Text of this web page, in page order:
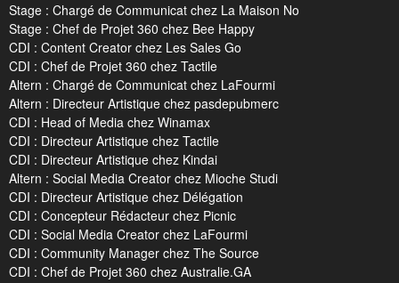
Stage : Chargé de Communicat chez La Maison No
Stage : Chef de Projet 360 chez Bee Happy
CDI : Content Creator chez Les Sales Go
CDI : Chef de Projet 360 chez Tactile
Altern : Chargé de Communicat chez LaFourmi
Altern : Directeur Artistique chez pasdepubmerc
CDI : Head of Media chez Winamax
CDI : Directeur Artistique chez Tactile
CDI : Directeur Artistique chez Kindai
Altern : Social Media Creator chez Mioche Studi
CDI : Directeur Artistique chez Délégation
CDI : Concepteur Rédacteur chez Picnic
CDI : Social Media Creator chez LaFourmi
CDI : Community Manager chez The Source
CDI : Chef de Projet 360 chez Australie.GA